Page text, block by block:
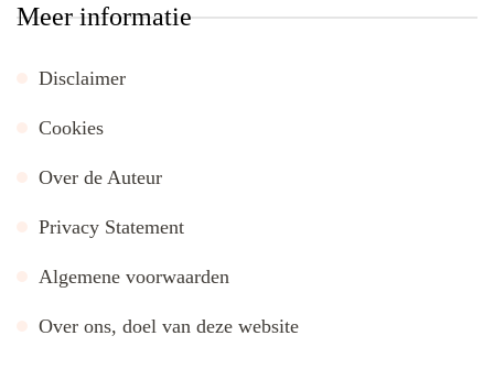
Meer informatie
Disclaimer
Cookies
Over de Auteur
Privacy Statement
Algemene voorwaarden
Over ons, doel van deze website